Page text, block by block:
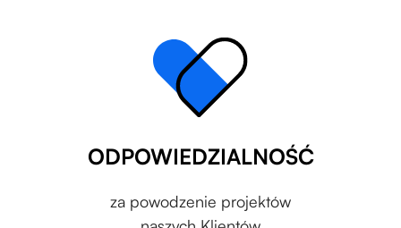
ODPOWIEDZIALNOŚĆ
za powodzenie projektów